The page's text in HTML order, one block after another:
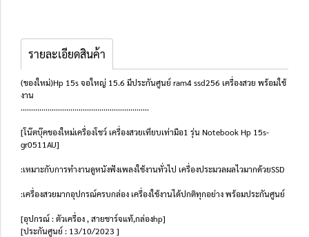
รายละเอียดสินค้า
(ของใหม่)Hp 15s จอใหญ่ 15.6 มีประกันศูนย์ ram4 ssd256 เครื่องสวย พร้อมใช้
งาน
..............................................................
[โน๊ตบุ๊คของใหม่เครื่องโชว์ เครื่องสวยเทียบเท่ามือ1 รุ่น Notebook Hp 15s-
gr0511AU]
:เหมาะกับการทำงานดูหนังฟังเพลงใช้งานทั่วไป เครื่องประมวลผลไวมากด้วยSSD
:เครื่องสวยมากอุปกรณ์ครบกล่อง เครื่องใช้งานได้ปกติทุกอย่าง พร้อมประกันศูนย์
[อุปกรณ์ : ตัวเครื่อง , สายชาร์จแท้,กล่องhp]
[ประกันศูนย์ : 13/10/2023 ]